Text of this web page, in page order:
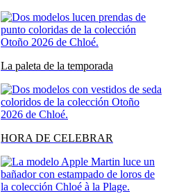
La paleta de la temporada
HORA DE CELEBRAR